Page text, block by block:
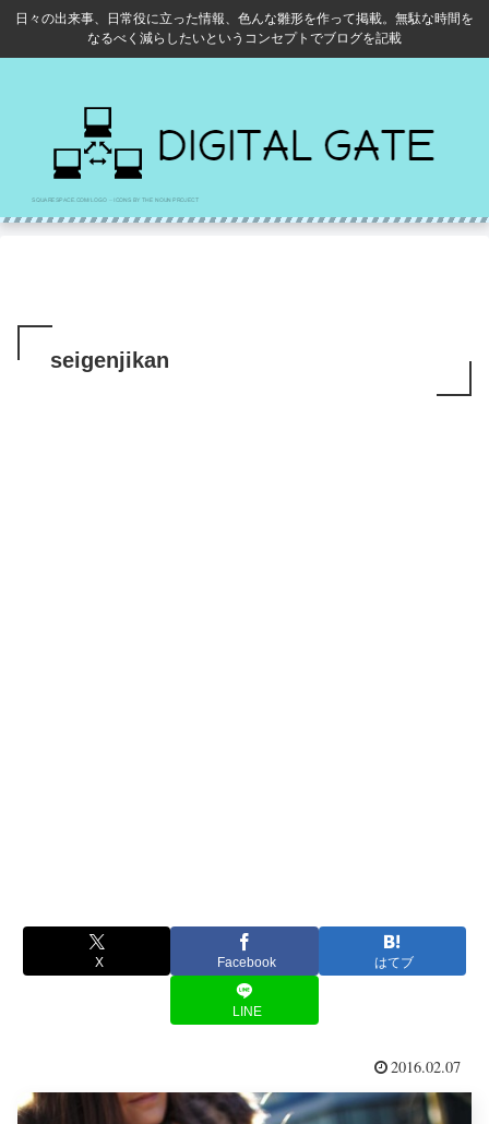
日々の出来事、日常役に立った情報、色んな雛形を作って掲載。無駄な時間を
なるべく減らしたいというコンセプトでブログを記載
seigenjikan
X Facebook はてブ
LINE
2016.02.07